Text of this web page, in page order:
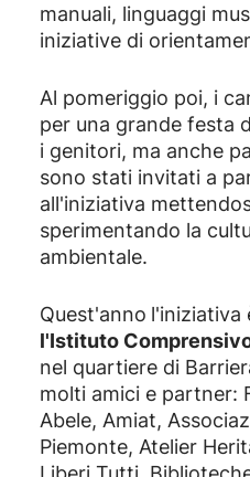
manuali, linguaggi
iniziative di
Al pomeriggio poi, i
per una grande festa
i genitori, ma anche
sono stati invitati a
all'iniziativa
sperimentando la
ambientale.
Quest'anno l'iniziativa
l'Istituto
nel quartiere di
molti amici e partner:
Abele, Amiat,
Piemonte, Atelier